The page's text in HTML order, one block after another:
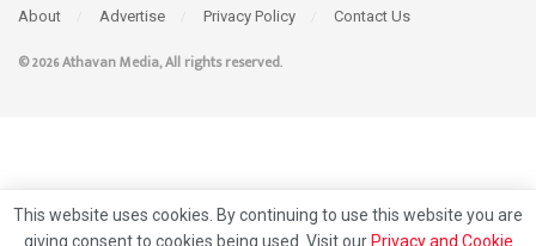
About Advertise Privacy Policy Contact Us
© 2026 Athavan Media, All rights reserved.
This website uses cookies. By continuing to use this website you are
giving consent to cookies being used. Visit our Privacy and Cookie